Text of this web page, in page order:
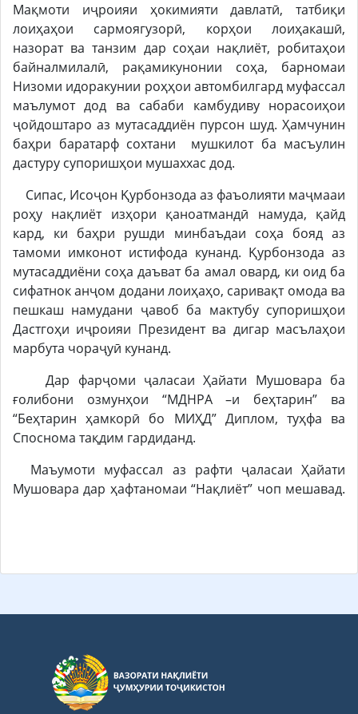
Мақмоти иҷроияи ҳокимияти давлатӣ, татбиқи
лоиҳаҳои сармоягузорӣ, корҳои лоиҳакашӣ,
назорат ва танзим дар соҳаи нақлиёт, робитаҳои
байналмилалӣ, рақамикунонии соҳа, барномаи
Низоми идоракунии роҳҳои автомбилгард муфассал
маълумот дод ва сабаби камбудиву норасоиҳои
ҷойдоштаро аз мутасаддиён пурсон шуд. Ҳамчунин
баҳри баратарф сохтани мушкилот ба масъулин
дастуру супоришҳои мушаххас дод.
Сипас, Исоҷон Қурбонзода аз фаъолияти маҷмааи
роҳу нақлиёт изҳори қаноатмандӣ намуда, қайд
кард, ки баҳри рушди минбаъдаи соҳа бояд аз
тамоми имконот истифода кунанд. Қурбонзода аз
мутасаддиёни соҳа даъват ба амал овард, ки оид ба
сифатнок анҷом додани лоиҳаҳо, саривақт омода ва
пешкаш намудани ҷавоб ба мактубу супоришҳои
Дастгоҳи иҷроияи Президент ва дигар масълаҳои
марбута чораҷуӣ кунанд.
Дар фарҷоми ҷаласаи Ҳайати Мушовара ба
ғолибони озмунҳои “МДНРА –и беҳтарин” ва
“Беҳтарин ҳамкорӣ бо МИҲД” Диплом, туҳфа ва
Споснома тақдим гардиданд.
Маъумоти муфассал аз рафти ҷаласаи Ҳайати
Мушовара дар ҳафтаномаи “Нақлиёт” чоп мешавад.